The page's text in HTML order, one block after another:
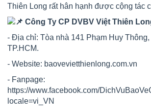
Thiên Long rất hân hạnh được cộng tác
Công Ty CP DVBV Việt Thiên
- Địa chỉ: Tòa nhà 141 Phạm Huy Thông,
TP.HCM.
- Website: baovevietthienlong.com.vn
- Fanpage:
https://www.facebook.com/
locale=vi_VN